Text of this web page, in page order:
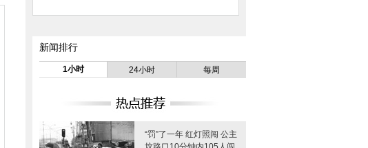
直击"4.07"曲靖东山煤矿透水事故
陆毅刘恺威黄晓明吴奇隆 电视
新闻排行
1小时 24小时 每周
“罚”了一年 红灯照闯 公主